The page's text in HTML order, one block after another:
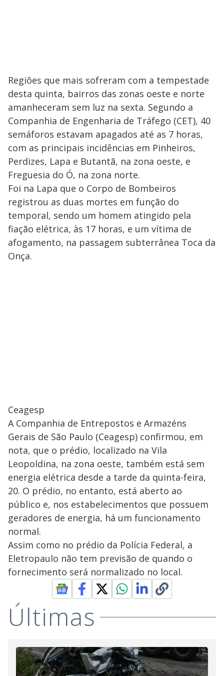
Regiões que mais sofreram com a tempestade
desta quinta, bairros das zonas oeste e norte
amanheceram sem luz na sexta. Segundo a
Companhia de Engenharia de Tráfego (CET), 40
semáforos estavam apagados até as 7 horas,
com as principais incidências em Pinheiros,
Perdizes, Lapa e Butantã, na zona oeste, e
Freguesia do Ó, na zona norte.
Foi na Lapa que o Corpo de Bombeiros
registrou as duas mortes em função do
temporal, sendo um homem atingido pela
fiação elétrica, às 17 horas, e um vítima de
afogamento, na passagem subterrânea Toca da
Onça.
Ceagesp
A Companhia de Entrepostos e Armazéns
Gerais de São Paulo (Ceagesp) confirmou, em
nota, que o prédio, localizado na Vila
Leopoldina, na zona oeste, também está sem
energia elétrica desde a tarde da quinta-feira,
20. O prédio, no entanto, está aberto ao
público e, nos estabelecimentos que possuem
geradores de energia, há um funcionamento
normal.
Assim como no prédio da Polícia Federal, a
Eletropaulo não tem previsão de quando o
fornecimento será normalizado no local.
Últimas